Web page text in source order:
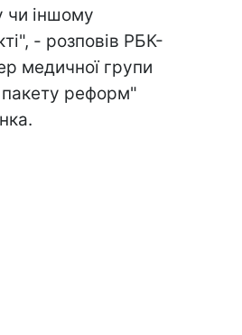
чи іншому
- розповів РБК-
медичної групи
пакету реформ"